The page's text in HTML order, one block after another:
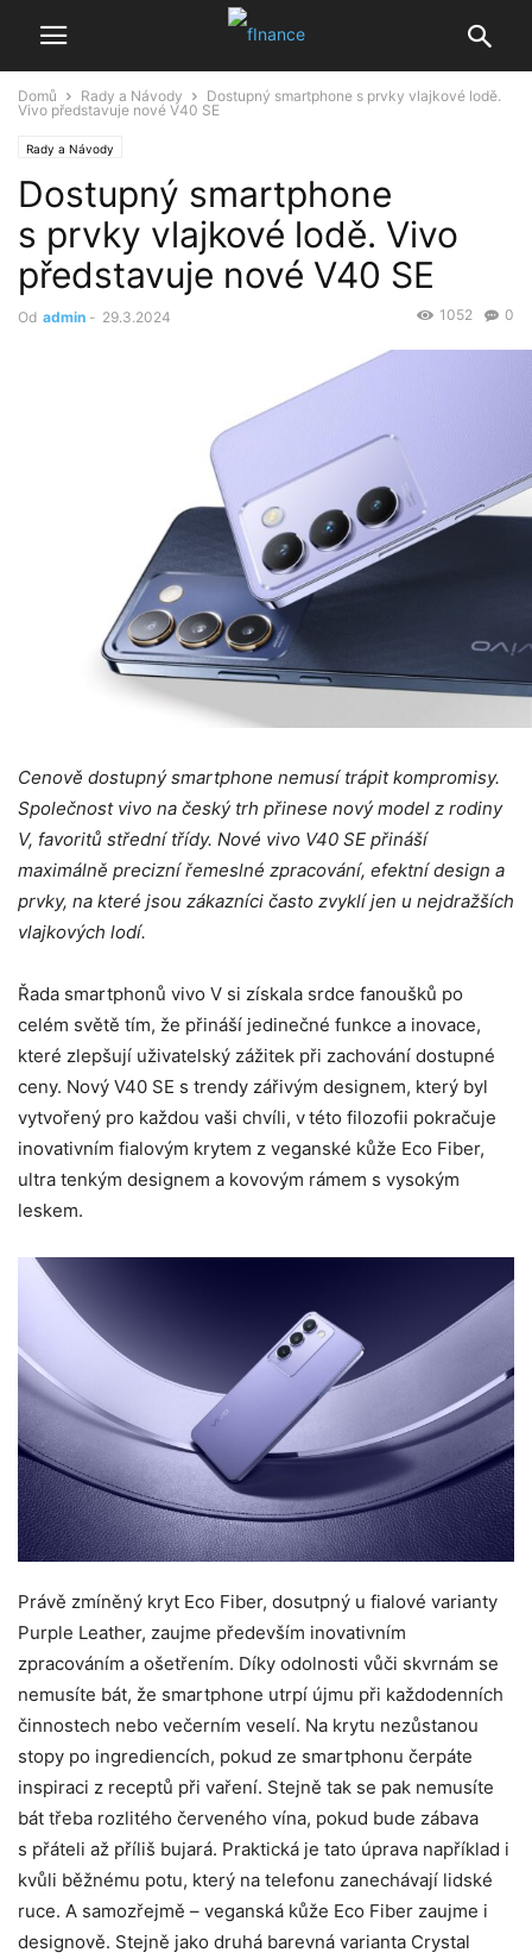
Domů Rady a Návody
Dostupný smartphone s prvky vlajkové lodě.
Vivo představuje nové V40 SE
Rady a Návody
Dostupný smartphone
s prvky vlajkové lodě. Vivo
představuje nové V40 SE
Od admin - 29.3.2024 0
1052
Cenově dostupný smartphone nemusí trápit kompromisy.
Společnost vivo na český trh přinese nový model z rodiny
V, favoritů střední třídy. Nové vivo V40 SE přináší
maximálně precizní řemeslné zpracování, efektní design a
prvky, na které jsou zákazníci často zvyklí jen u nejdražších
vlajkových lodí.
Řada smartphonů vivo V si získala srdce fanoušků po
celém světě tím, že přináší jedinečné funkce a inovace,
které zlepšují uživatelský zážitek při zachování dostupné
ceny. Nový V40 SE s trendy zářivým designem, který byl
vytvořený pro každou vaši chvíli, v této filozofii pokračuje
inovativním fialovým krytem z veganské kůže Eco Fiber,
ultra tenkým designem a kovovým rámem s vysokým
leskem.
Právě zmíněný kryt Eco Fiber, dosutpný u fialové varianty
Purple Leather, zaujme především inovativním
zpracováním a ošetřením. Díky odolnosti vůči skvrnám se
nemusíte bát, že smartphone utrpí újmu při každodenních
činnostech nebo večerním veselí. Na krytu nezůstanou
stopy po ingrediencích, pokud ze smartphonu čerpáte
inspiraci z receptů při vaření. Stejně tak se pak nemusíte
bát třeba rozlitého červeného vína, pokud bude zábava
s přáteli až příliš bujará. Praktická je tato úprava například i
kvůli běžnému potu, který na telefonu zanechávají lidské
ruce. A samozřejmě – veganská kůže Eco Fiber zaujme i
designově. Stejně jako druhá barevná varianta Crystal